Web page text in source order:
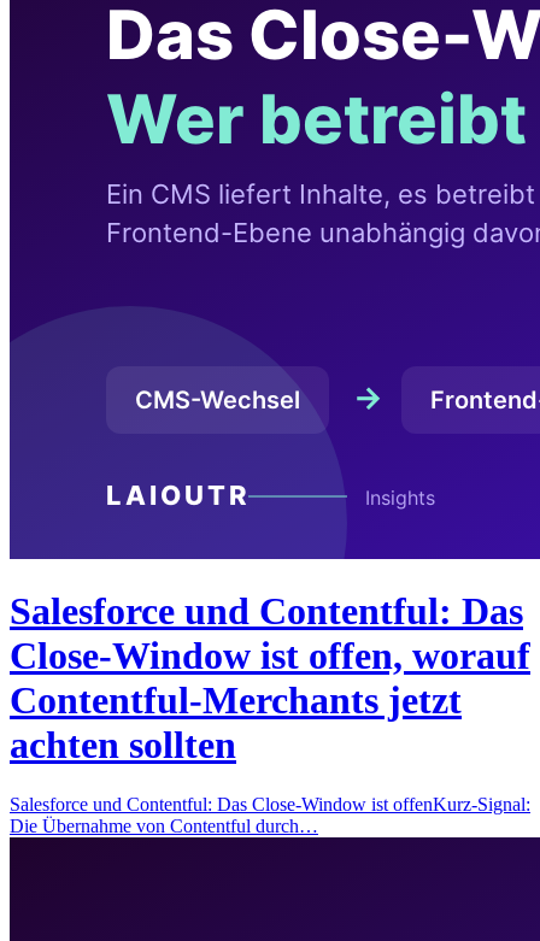
Salesforce und Contentful: Das
Close-Window ist offen, worauf
Contentful-Merchants jetzt
achten sollten
Salesforce und Contentful: Das Close-Window ist offenKurz-Signal:
Die Übernahme von Contentful durch…